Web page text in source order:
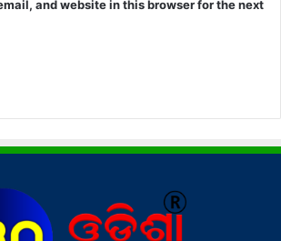
and website in this browser for the next